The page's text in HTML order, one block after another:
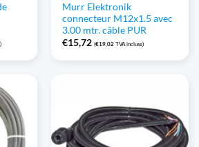
Murr Elektronik
connecteur M12x1.5 avec
3.00 mtr. câble PUR
€15,72 (€19,02 TVA incluse)